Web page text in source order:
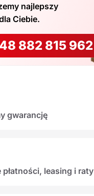
najlepszy
Ciebie.
882 815 962
gwarancję
płatności, leasing i raty